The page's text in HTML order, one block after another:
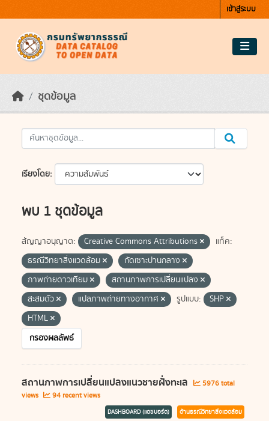
เข้าสู่ระบบ
ชุดข้อมูล
เรียงโดย
พบ 1 ชุดข้อมูล
สัญญาอนุญาต: Creative Commons Attributions
แท็ค:
ธรณีวิทยาสิ่งแวดล้อม
กัดเซาะปานกลาง
ภาพถ่ายดาวเทียม
สถานภาพการเปลี่ยนแปลง
สะสมตัว
แปลภาพถ่ายทางอากาศ รูปแบบ:
SHP
HTML
กรองผลลัพธ์
สถานภาพการเปลี่ยนแปลงแนวชายฝั่งทะเล
5976 total
views
94 recent views
DASHBOARD (แดชบอร์ด) ด้านธรณีวิทยาสิ่งแวดล้อม